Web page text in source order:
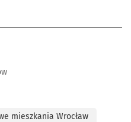
mieszkania Wrocław